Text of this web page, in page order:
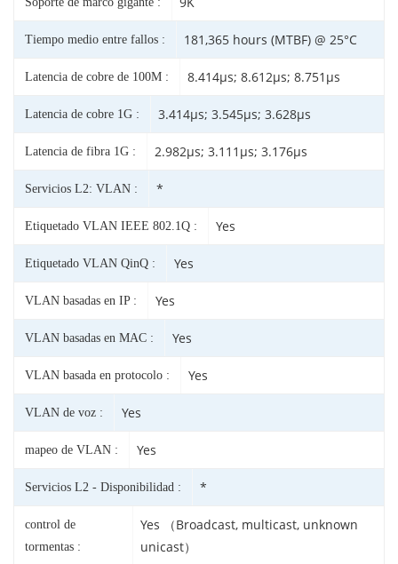
Tiempo medio entre fallos : 181,365 hours (MTBF) @ 25°C
Latencia de cobre de 100M : 8.414µs; 8.612µs; 8.751µs
Latencia de cobre 1G : 3.414µs; 3.545µs; 3.628µs
Latencia de fibra 1G : 2.982µs; 3.111µs; 3.176µs
Servicios L2: VLAN : *
Etiquetado VLAN IEEE 802.1Q : Yes
Etiquetado VLAN QinQ : Yes
VLAN basadas en IP : Yes
VLAN basadas en MAC : Yes
VLAN basada en protocolo : Yes
VLAN de voz : Yes
mapeo de VLAN : Yes
Servicios L2 - Disponibilidad : *
control de
tormentas :
Yes （Broadcast, multicast, unknown
unicast）